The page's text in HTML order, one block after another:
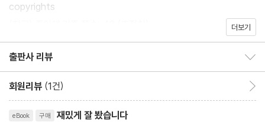
copyrights
더보기
출판사 리뷰
회원리뷰 (1건)
eBook 구매 재밌게 잘 봤습니다